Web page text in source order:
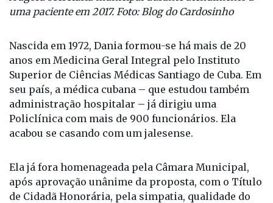
uma paciente em 2017. Foto: Blog do Cardosinho
Nascida em 1972, Dania formou-se há mais de 20
anos em Medicina Geral Integral pelo Instituto
Superior de Ciências Médicas Santiago de Cuba. Em
seu país, a médica cubana – que estudou também
administração hospitalar – já dirigiu uma
Policlínica com mais de 900 funcionários. Ela
acabou se casando com um jalesense.
Ela já fora homenageada pela Câmara Municipal,
após aprovação unânime da proposta, com o Título
de Cidadã Honorária, pela simpatia, qualidade do